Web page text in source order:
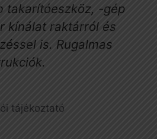
takarítóeszköz, -gép
kínálat raktárról és
is. Rugalmas